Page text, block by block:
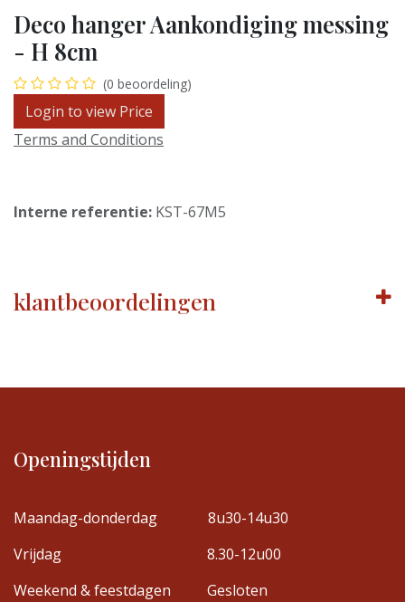
Deco hanger Aankondiging messing
- H 8cm
(0 beoordeling)
Login to view Price
Terms and Conditions
Interne referentie: KST-67M5
klantbeoordelingen
Openingstijden
Maandag-donderdag
8u30-14u30
Vrijdag
8.30-12u00
Weekend & feestdagen
Gesloten